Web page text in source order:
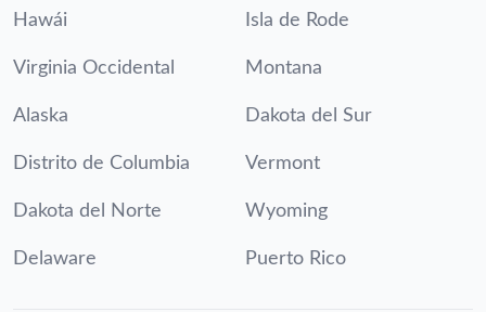
Hawái Isla de Rode
Virginia Occidental Montana
Alaska Dakota del Sur
Distrito de Columbia Vermont
Dakota del Norte Wyoming
Delaware Puerto Rico